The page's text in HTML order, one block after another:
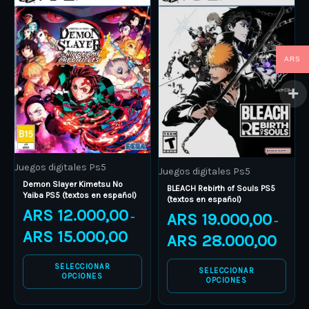
Juegos digitales Ps5
Demon Slayer Kimetsu No
Yaiba PS5 (textos en español)
ARS 12.000,00 –
ARS 15.000,00
range:
ARS 12.000,00
through
ARS 15.000,00
SELECCIONAR
OPCIONES
product
has
multiple
variants.
The
options
may
be
chosen
on
the
product
Juegos digitales Ps5
BLEACH Rebirth of Souls PS5
(textos en español)
ARS 19.000,00 –
ARS 28.000,00
range:
ARS
through
ARS
SELECCIONAR
OPCIONES
multiple
variants.
The
options
may
be
chosen
on
product
page
ARS